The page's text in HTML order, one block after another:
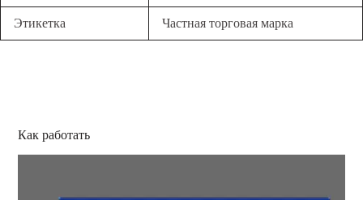
Этикетка Частная торговая марка
Как работать